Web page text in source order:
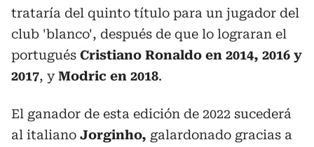
trataría del quinto título para un jugador del
club 'blanco', después de que lo lograran el
portugués Cristiano Ronaldo en 2014, 2016 y
2017, yModric en 2018.
El ganador de esta edición de 2022 sucederá
al italiano Jorginho, galardonado gracias a